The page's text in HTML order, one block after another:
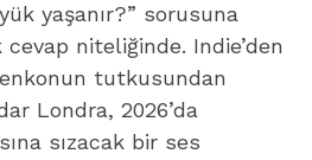
yaşanır?” sorusuna
niteliğinde. Indie’den
tutkusundan
Londra, 2026’da
sızacak bir ses